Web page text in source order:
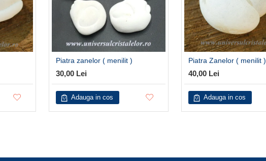
Piatra zanelor ( menilit )
30,00 Lei
Adauga in cos
Piatra Zanelor ( menilit )
40,00 Lei
Adauga in cos